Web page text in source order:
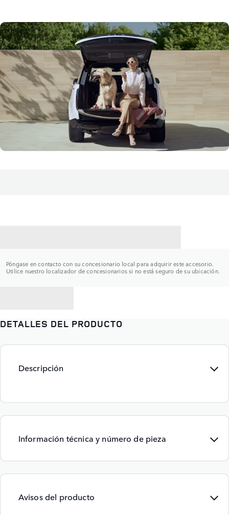
Póngase en contacto con su concesionario local para adquirir este accesorio.
Utilice nuestro localizador de concesionarios si no está seguro de su ubicación.
DETALLES DEL PRODUCTO
Descripción
Información técnica y número de pieza
Avisos del producto